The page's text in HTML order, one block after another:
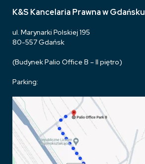
K&S Kancelaria Prawna w Gdańsku
ul. Marynarki Polskiej 195
80-557 Gdańsk
(Budynek Palio Office B – II piętro)
Parking: